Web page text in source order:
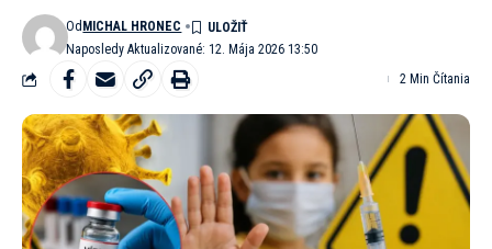
Naposledy Aktualizované: 12. Mája 2026 13:50
Od MICHAL HRONEC
2 Min Čítania